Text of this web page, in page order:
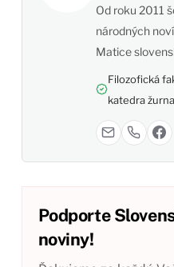
Od roku 2011
národných
Matice
Filozofická
katedra
Podporte
noviny!